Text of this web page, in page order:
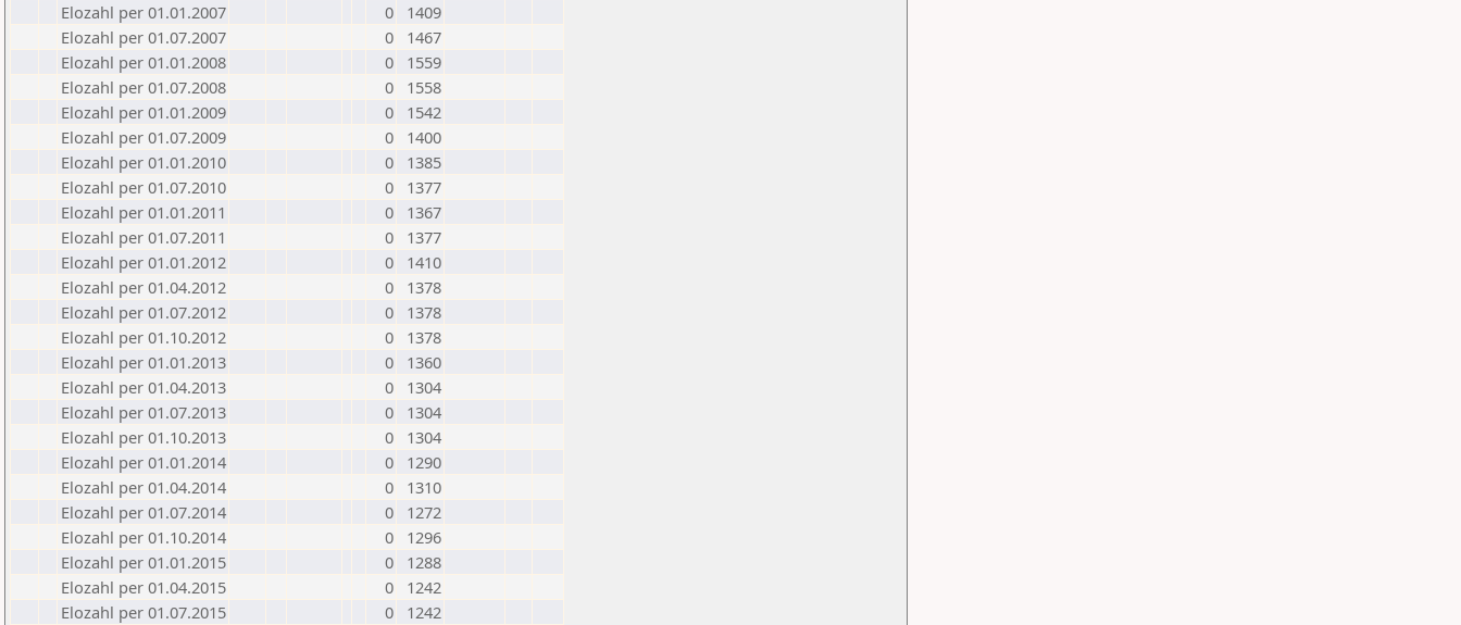
Elozahl per 01.01.2007
0
1409
Elozahl per 01.07.2007
0
1467
Elozahl per 01.01.2008
0
1559
Elozahl per 01.07.2008
0
1558
Elozahl per 01.01.2009
0
1542
Elozahl per 01.07.2009
0
1400
Elozahl per 01.01.2010
0
1385
Elozahl per 01.07.2010
0
1377
Elozahl per 01.01.2011
0
1367
Elozahl per 01.07.2011
0
1377
Elozahl per 01.01.2012
0
1410
Elozahl per 01.04.2012
0
1378
Elozahl per 01.07.2012
0
1378
Elozahl per 01.10.2012
0
1378
Elozahl per 01.01.2013
0
1360
Elozahl per 01.04.2013
0
1304
Elozahl per 01.07.2013
0
1304
Elozahl per 01.10.2013
0
1304
Elozahl per 01.01.2014
0
1290
Elozahl per 01.04.2014
0
1310
Elozahl per 01.07.2014
0
1272
Elozahl per 01.10.2014
0
1296
Elozahl per 01.01.2015
0
1288
Elozahl per 01.04.2015
0
1242
Elozahl per 01.07.2015
0
1242